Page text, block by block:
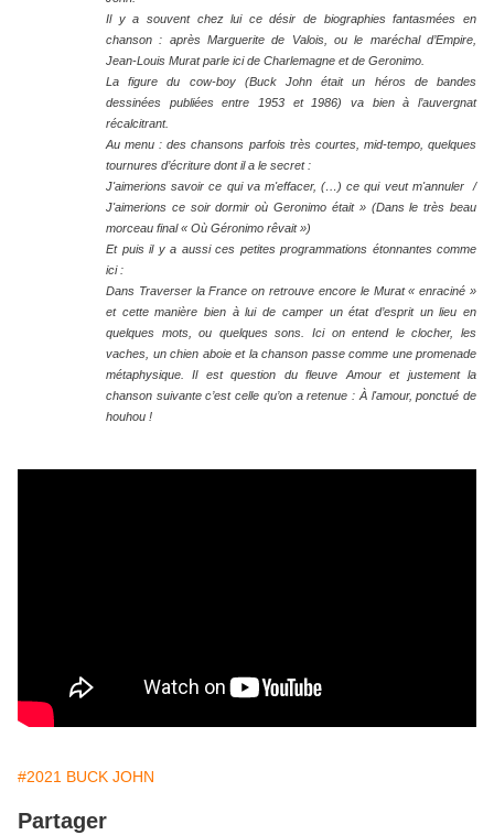
Il y a souvent chez lui ce désir de biographies fantasmées en
chanson : après Marguerite de Valois, ou le maréchal d’Empire,
Jean-Louis Murat parle ici de Charlemagne et de Geronimo.
La figure du cow-boy (Buck John était un héros de bandes
dessinées publiées entre 1953 et 1986) va bien à l’auvergnat
récalcitrant.
Au menu : des chansons parfois très courtes, mid-tempo, quelques
tournures d’écriture dont il a le secret :
J'aimerions savoir ce qui va m'effacer, (…) ce qui veut m'annuler /
J'aimerions ce soir dormir où Geronimo était » (Dans le très beau
morceau final « Où Géronimo rêvait »)
Et puis il y a aussi ces petites programmations étonnantes comme
ici :
Dans Traverser la France on retrouve encore le Murat « enraciné »
et cette manière bien à lui de camper un état d’esprit un lieu en
quelques mots, ou quelques sons. Ici on entend le clocher, les
vaches, un chien aboie et la chanson passe comme une promenade
métaphysique. Il est question du fleuve Amour et justement la
chanson suivante c’est celle qu’on a retenue : À l'amour, ponctué de
houhou !
#2021 BUCK JOHN
Partager